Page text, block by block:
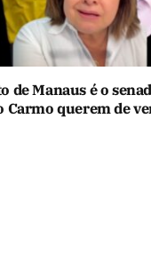
de Manaus é o
Carmo querem de